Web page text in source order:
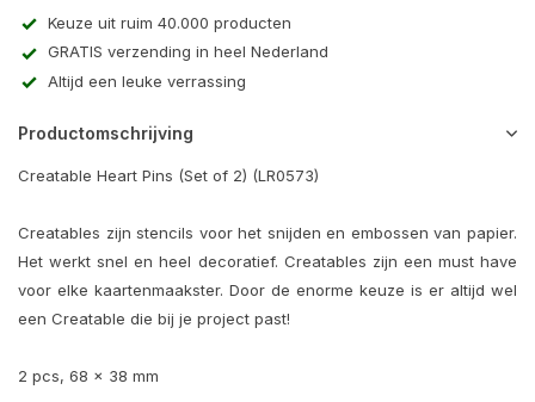
Keuze uit ruim 40.000 producten
GRATIS verzending in heel Nederland
Altijd een leuke verrassing
Productomschrijving
Creatable Heart Pins (Set of 2) (LR0573)
Creatables zijn stencils voor het snijden en embossen van papier.
Het werkt snel en heel decoratief. Creatables zijn een must have
voor elke kaartenmaakster. Door de enorme keuze is er altijd wel
een Creatable die bij je project past!
2 pcs, 68 x 38 mm